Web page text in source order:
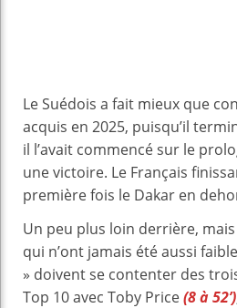
Le Suédois a fait mieux que
acquis en 2025, puisqu’il
il l’avait commencé sur le
une victoire. Le Français
première fois le Dakar en
Un peu plus loin derrière,
qui n’ont jamais été aussi
» doivent se contenter des
Top 10 avec Toby Price(8 à 52’)